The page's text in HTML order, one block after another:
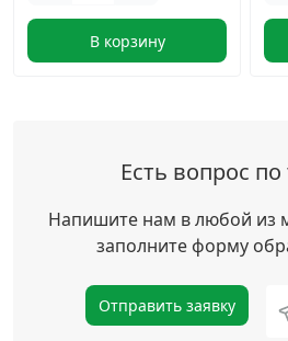
В корзину
Есть вопрос по
Напишите нам в любой из
заполните форму
Отправить заявку